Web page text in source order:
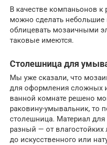
В качестве компаньонов
можно сделать небольшие
облицевать мозаичными
таковые имеются.
Столешница для
Мы уже сказали, что
для оформления сложных
ванной комнате решено
раковину-умывальник, то
столешница. Материал
разный — от
до искусственного или